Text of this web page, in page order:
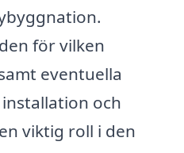
för vilken
eventuella
och
viktig roll i den